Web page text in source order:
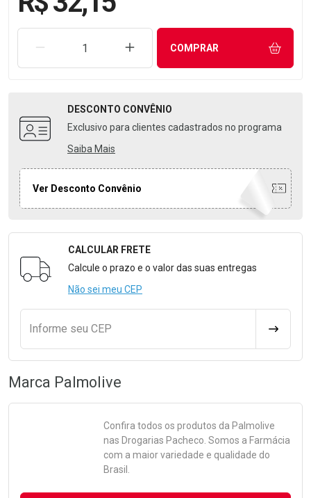
REMOVER UMA UNIDADEAUMENTAR UMA UNIDADE
COMPRAR
DESCONTO CONVÊNIO
Exclusivo para clientes cadastrados no programa
Saiba Mais
Ver Desconto Convênio
Formulário para Calcular o Frete
CALCULAR FRETE
Calcule o prazo e o valor das suas entregas
Não sei meu CEP
Informe seu CEP
Marca Palmolive
Confira todos os produtos da Palmolive
nas Drogarias Pacheco. Somos a Farmácia
com a maior variedade e qualidade do
Brasil.